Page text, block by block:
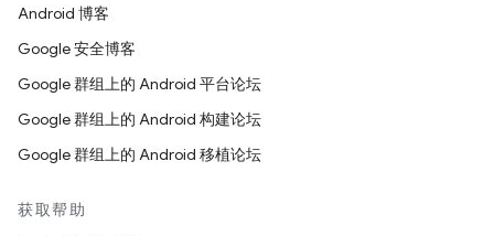
Android 博客
Google 安全博客
Google 群组上的 Android 平台论坛
Google 群组上的 Android 构建论坛
Google 群组上的 Android 移植论坛
获取帮助